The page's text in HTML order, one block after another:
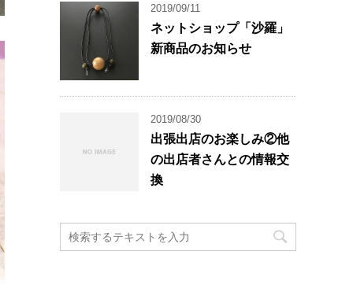
2019/09/11
ネットショップ「沙羅」
新商品のお知らせ
2019/08/30
出張出店のお楽しみ②他
の出店者さんとの情報交
換